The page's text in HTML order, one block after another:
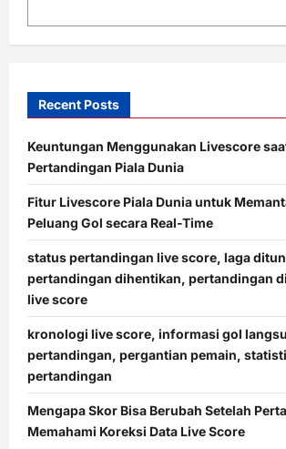
n
Recent Posts
Keuntungan Menggunakan Livescore
Pertandingan Piala Dunia
Fitur Livescore Piala Dunia untuk
Peluang Gol secara Real-Time
status pertandingan live score, laga
pertandingan dihentikan, pertandingan
live score
kronologi live score, informasi gol
pertandingan, pergantian pemain,
pertandingan
Mengapa Skor Bisa Berubah Setelah
Memahami Koreksi Data Live Score